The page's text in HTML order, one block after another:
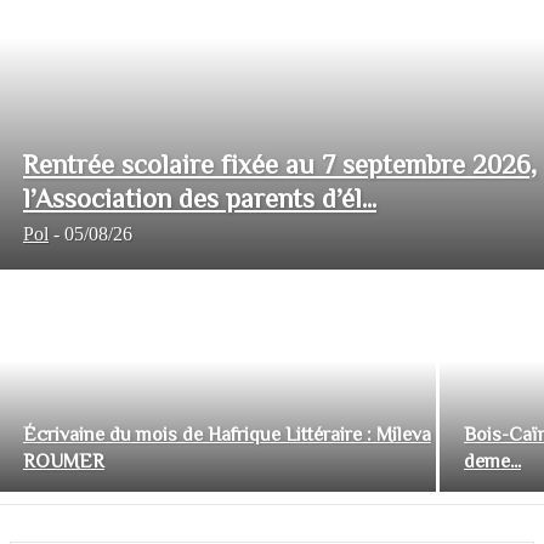
Rentrée scolaire fixée au 7 septembre 2026,
l’Association des parents d’él...
Pol - 05/08/26
Écrivaine du mois de Hafrique Littéraire : Mileva
ROUMER
Bois-
deme...